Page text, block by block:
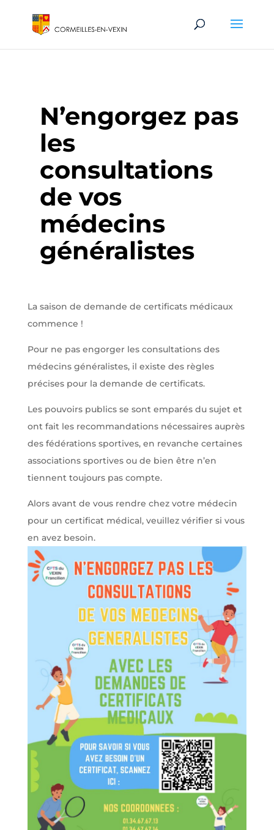
N’engorgez pas
les
consultations
de vos
médecins
généralistes
La saison de demande de certificats médicaux
commence !
Pour ne pas engorger les consultations des
médecins généralistes, il existe des règles
précises pour la demande de certificats.
Les pouvoirs publics se sont emparés du sujet et
ont fait les recommandations nécessaires auprès
des fédérations sportives, en revanche certaines
associations sportives ou de bien être n’en
tiennent toujours pas compte.
Alors avant de vous rendre chez votre médecin
pour un certificat médical, veuillez vérifier si vous
en avez besoin.